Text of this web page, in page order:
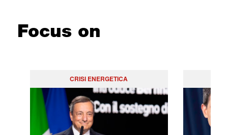
Focus on
CRISI ENERGETICA